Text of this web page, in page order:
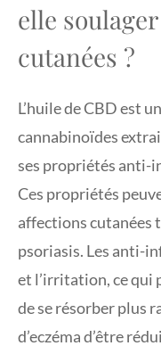
elle
cutanées ?
L’huile de CBD est
cannabinoïdes
ses propriétés anti-
Ces propriétés
affections cutanées
psoriasis. Les anti-
et l’irritation, ce qui
de se résorber plus
d’eczéma d’être